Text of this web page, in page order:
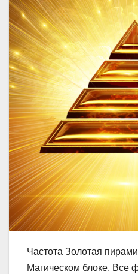
Частота Золотая
Магическом блоке. Все